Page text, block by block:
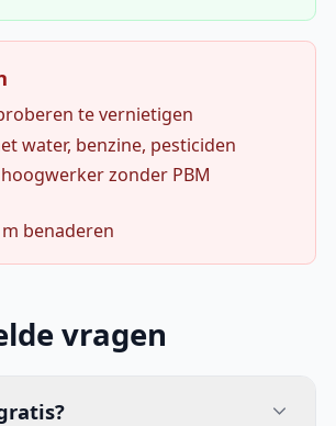
te vernietigen
water, benzine, pesticiden
zonder PBM
benaderen
vragen